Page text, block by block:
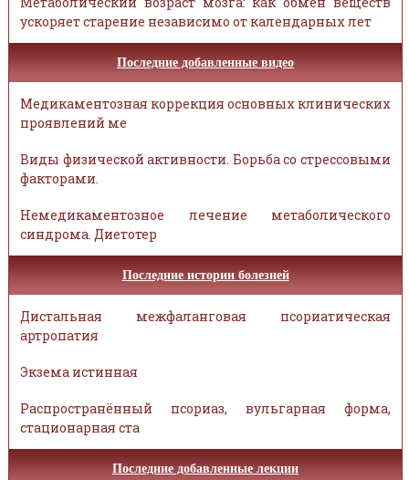
ускоряет старение независимо от календарных лет
Последние добавленные видео
Медикаментозная коррекция основных клинических
проявлений ме
Виды физической активности. Борьба со стрессовыми
факторами.
Немедикаментозное лечение метаболического
синдрома. Диетотер
Последние истории болезней
Дистальная межфаланговая псориатическая
артропатия
Экзема истинная
Распространённый псориаз, вульгарная форма,
стационарная ста
Последние добавленные лекции